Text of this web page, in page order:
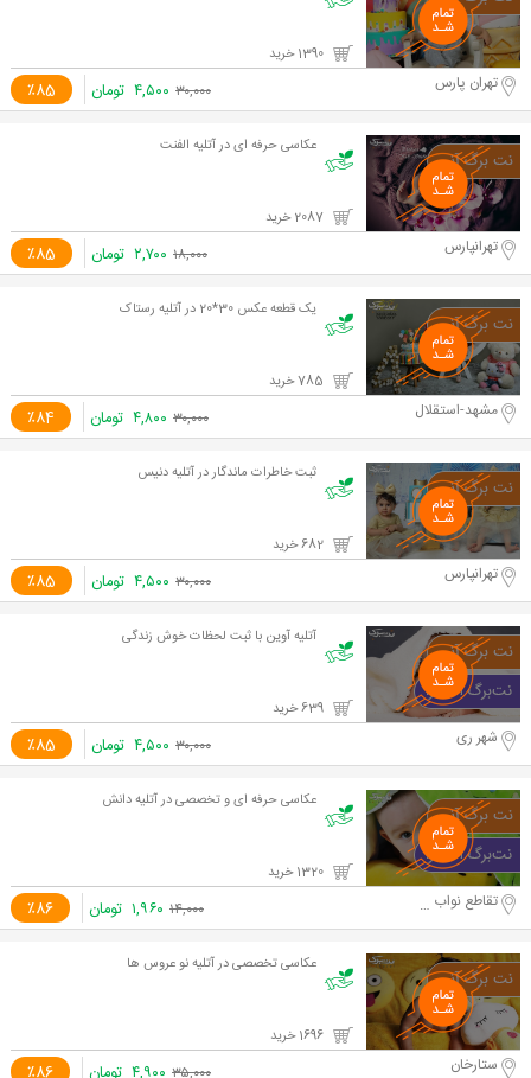
٪85 تهران پارس ۳۰,۰۰۰ ۴,۵۰۰ تومان
عکاسی حرفه ای در آتلیه الفنت
٪85 تهرانپارس ۱۸,۰۰۰ ۲,۷۰۰ تومان
یک قطعه عکس 30*20 در آتلیه رستاک
٪84 مشهد-استقلال ۳۰,۰۰۰ ۴,۸۰۰ تومان
ثبت خاطرات ماندگار در آتلیه دنیس
٪85 تهرانپارس ۳۰,۰۰۰ ۴,۵۰۰ تومان
آتلیه آوین با ثبت لحظات خوش زندگی
٪85 شهر ری ۳۰,۰۰۰ ۴,۵۰۰ تومان
عکاسی حرفه ای و تخصصی در آتلیه دانش
٪86 تقاطع نواب و آزادی ۱۴,۰۰۰ ۱,۹۶۰ تومان
عکاسی تخصصی در آتلیه نو عروس ها
ستارخان ۳۵,۰۰۰